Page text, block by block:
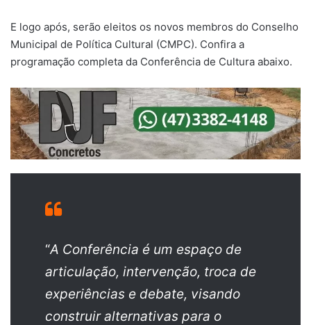
E logo após, serão eleitos os novos membros do Conselho
Municipal de Política Cultural (CMPC). Confira a
programação completa da Conferência de Cultura abaixo.
“A Conferência é um espaço de
articulação, intervenção, troca de
experiências e debate, visando
construir alternativas para o